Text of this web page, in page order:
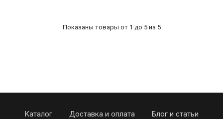
Показаны товары от 1 до 5 из 5
Каталог Доставка и оплата
Блог и статьи